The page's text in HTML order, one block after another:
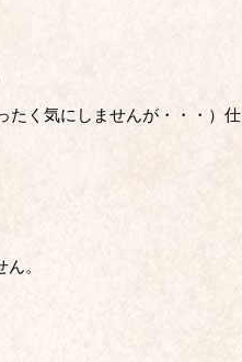
たく気にしませんが・・・）仕
。